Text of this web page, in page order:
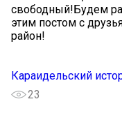
свободный!Будем
этим постом с
район!
Караидельский
23